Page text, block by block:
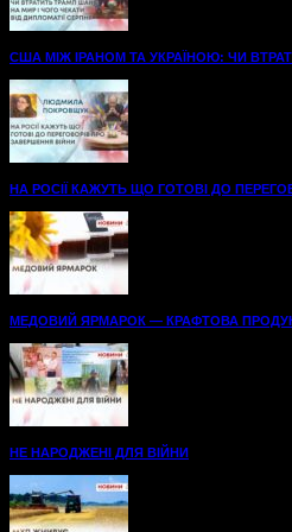
США МІЖ ІРАНОМ ТА УКРАЇНОЮ: ЧИ
НА РОСІЇ КАЖУТЬ ЩО ГОТОВІ ДО
МЕДОВИЙ ЯРМАРОК — КРАФТОВА
НЕ НАРОДЖЕНІ ДЛЯ ВІЙНИ